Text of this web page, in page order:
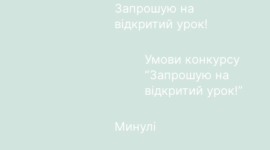
Запрошую на
відкритий урок!
Умови конкурсу
“Запрошую на
відкритий урок!”
Минулі